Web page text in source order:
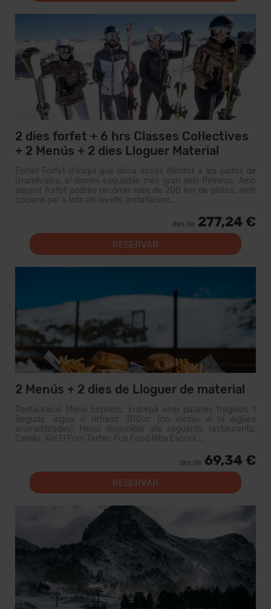
2 dies forfet + 6 hrs Classes Col·lectives
+ 2 Menús + 2 dies Lloguer Material
Forfet Forfet d'esquí que dóna accés il·limitat a les pistes de
Grandvalira, el domini esquiable més gran dels Pirineus. Amb
aquest forfet podràs recórrer més de 200 km de pistes, amb
opcions per a tots els nivells, instal·lacion...
des de 277,24 €
RESERVAR
2 Menús + 2 dies de Lloguer de material
Restauració Menú Express: Entrepà amb patates fregides 1
Beguda: aigua o refresc 300cc (no inclou vi ni aigües
aromatitzades) Menú disponible als següents restaurants:
Canillo: Xiri El Forn Tarter: Fun Food Riba Escorx...
des de 69,34 €
RESERVAR